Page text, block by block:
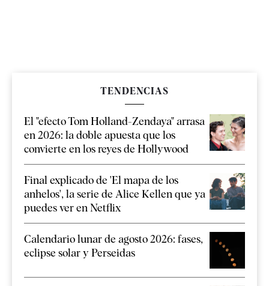
TENDENCIAS
El "efecto Tom Holland-Zendaya" arrasa
en 2026: la doble apuesta que los
convierte en los reyes de Hollywood
Final explicado de 'El mapa de los
anhelos', la serie de Alice Kellen que ya
puedes ver en Netflix
Calendario lunar de agosto 2026: fases,
eclipse solar y Perseidas